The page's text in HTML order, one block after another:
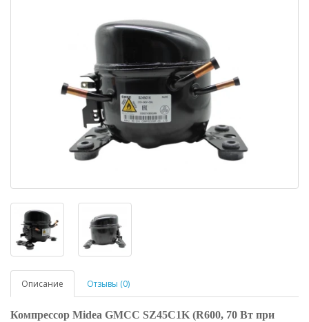
Описание Отзывы (0)
Компрессор Midea GMCC SZ45C1K (R600, 70 Вт при